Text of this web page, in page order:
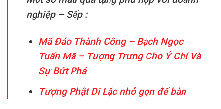
nghiệp – Sếp :
Mã Đáo Thành Công – Bạch Ngọc
Tuấn Mã – Tượng Trưng Cho Ý Chí Và
Sự Bứt Phá
Tượng Phật Di Lặc nhỏ gọn để bàn